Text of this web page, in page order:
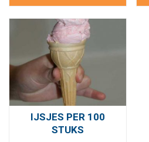
IJSJES PER 100
STUKS